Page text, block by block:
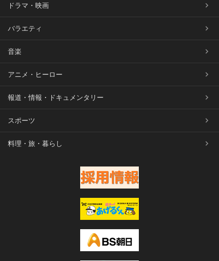
ドラマ・映画
バラエティ
音楽
アニメ・ヒーロー
報道・情報・ドキュメンタリー
スポーツ
料理・旅・暮らし